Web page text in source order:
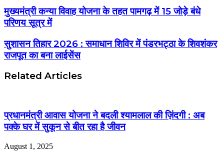
मुख्यमंत्री कन्या विवाह योजना के तहत पामगढ़ में 15 जोड़े बंधे
परिणय सूत्र में
सुशासन तिहार 2026 : समाधान शिविर में पंडरभट्ठा के शिवशंकर
राजपूत का बना लाईसेंस
Related Articles
प्रधानमंत्री आवास योजना ने बदली श्यामलाल की ज़िंदगी : अब
पक्के घर में सुकून से बीत रहा है जीवन
August 1, 2025